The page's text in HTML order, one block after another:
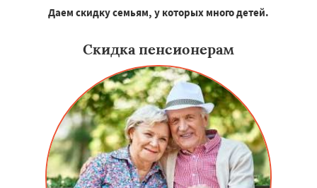
Даем скидку семьям, у которых много детей.
Скидка пенсионерам